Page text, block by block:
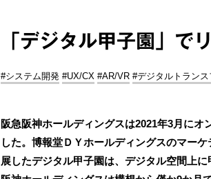
「デジタル甲子園」で
#システム開発 #UX/CX #AR/VR #デジタルトラン
阪急阪神ホールディングスは2021年3月に
した。博報堂ＤＹホールディングスのマー
展したデジタル甲子園は、デジタル空間上